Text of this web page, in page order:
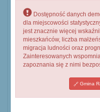
Dostępność danych
dla miejscowości
jest znacznie więcej
mieszkańców, liczba
migracja ludności oraz
Zainteresowanych
zapoznania się z nimi
Gmina